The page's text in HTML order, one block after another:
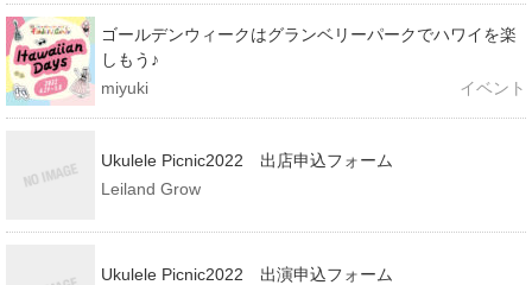
ゴールデンウィークはグランベリーパークでハワイを楽
しもう♪
miyuki
イベント
Ukulele Picnic2022 出店申込フォーム
Leiland Grow
Ukulele Picnic2022 出演申込フォーム